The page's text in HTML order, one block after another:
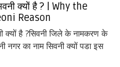
क्यों है ? | Why the
Reason
क्यों है ?सिवनी जिले के नामकरण के
नगर का नाम सिवनी क्यों पडा इस